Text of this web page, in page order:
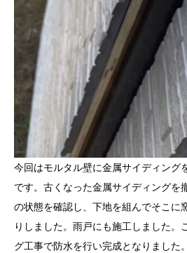
今回はモルタル壁に金属サイディング
です。古くなった金属サイディングを
の状態を確認し、下地を組んでそこに
りしました。雨戸にも施工しました。
グ工事で防水を行い完成となりました。